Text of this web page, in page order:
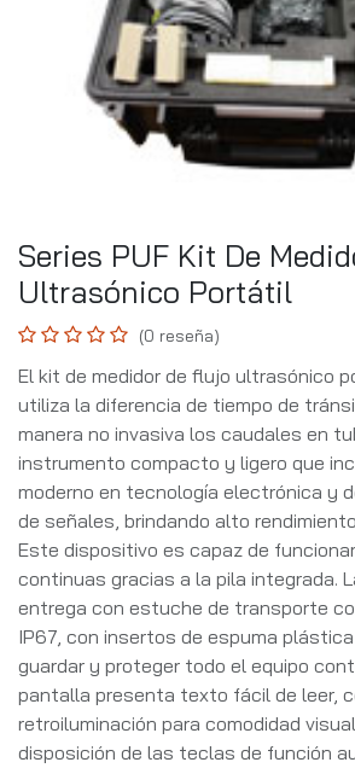
Series PUF Kit De
Ultrasónico Portátil
(0 reseña)
El kit de medidor de flujo ultrasónico
utiliza la diferencia de tiempo de
manera no invasiva los caudales en
instrumento compacto y ligero que
moderno en tecnología electrónica y
de señales, brindando alto
Este dispositivo es capaz de
continuas gracias a la pila integrada.
entrega con estuche de transporte
IP67, con insertos de espuma
guardar y proteger todo el equipo
pantalla presenta texto fácil de leer,
retroiluminación para comodidad
disposición de las teclas de función